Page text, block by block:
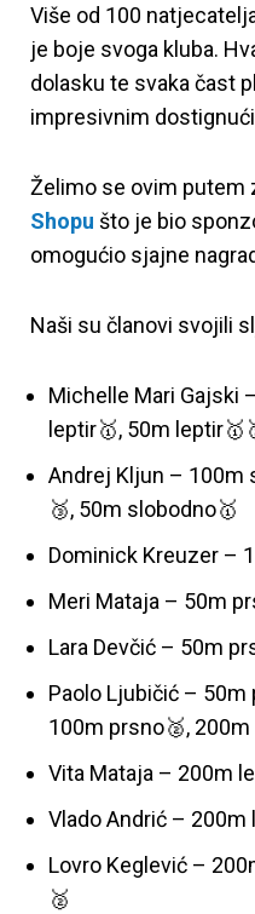
Više od 100
je boje svoga kluba.
dolasku te svaka čast
impresivnim
Želimo se ovim putem
Shopu što je bio
omogućio sjajne
Naši su članovi svojili
Michelle Mari Gajski
leptir🥇, 50m
Andrej Kljun – 100m
🥉, 50m slobodno🥇
Dominick Kreuzer –
Meri Mataja – 50m
Lara Devčić – 50m
Paolo Ljubičić –
100m prsno🥈, 200m
Vita Mataja – 200m
Vlado Andrić –
Lovro Keglević –
🥈